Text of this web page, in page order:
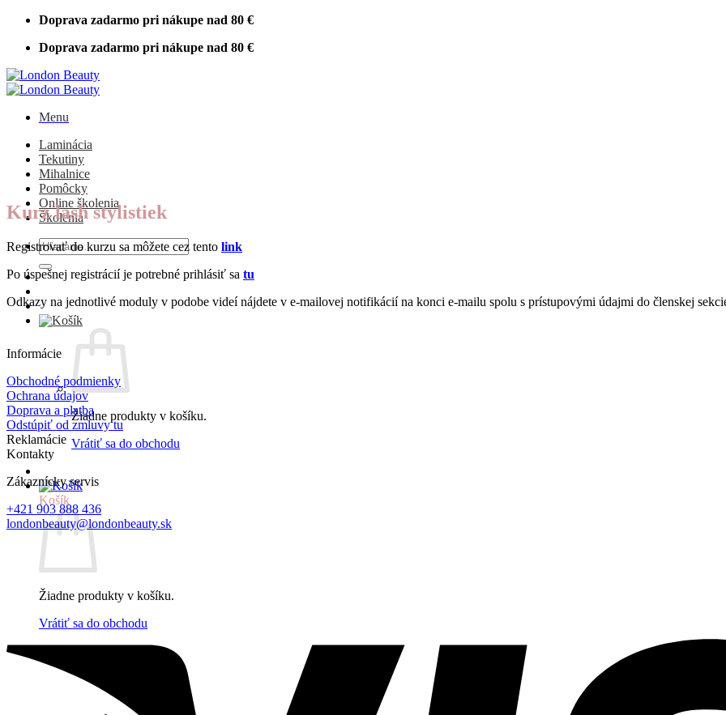
Skip
content
Doprava zadarmo pri nákupe nad 80 €
Doprava zadarmo pri nákupe nad 80 €
Menu
Laminácia
Tekutiny
Mihalnice
Pomôcky
Online školenia
Školenia
Hľadať:
Žiadne produkty v košíku.
Vrátiť sa do obchodu
Košík
Žiadne produkty v košíku.
Vrátiť sa do obchodu
Kurz lash stylistiek
Registrovať do kurzu sa môžete cez tento link
Po úspešnej registrácií je potrebné prihlásiť sa tu
Odkazy na jednotlivé moduly v podobe videí nájdete v e-mailovej notifikácií na konci e-mailu spolu s prístupovými údajmi do členskej
Informácie
Obchodné podmienky
Ochrana údajov
Doprava a platba
Odstúpiť od zmluvy tu
Reklamácie
Kontakty
Zákaznícky servis
+421 903 888 436
londonbeauty@londonbeauty.sk